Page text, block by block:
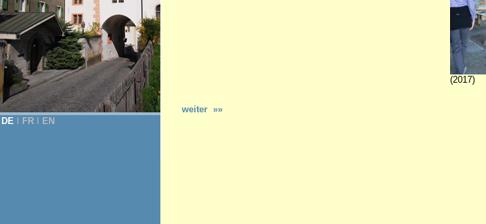
DE FR EN
(2017)
weiter »»